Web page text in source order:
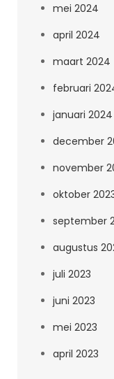
mei 2024
april 2024
maart 2024
februari
januari 2024
december
november
oktober
september
augustus
juli 2023
juni 2023
mei 2023
april 2023